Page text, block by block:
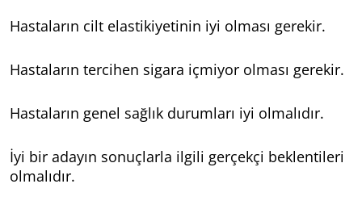
Hastaların cilt elastikiyetinin iyi olması gerekir.
Hastaların tercihen sigara içmiyor olması gerekir.
Hastaların genel sağlık durumları iyi olmalıdır.
İyi bir adayın sonuçlarla ilgili gerçekçi beklentileri
olmalıdır.